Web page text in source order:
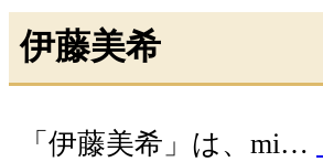
伊藤美希
「伊藤美希」は、mi…